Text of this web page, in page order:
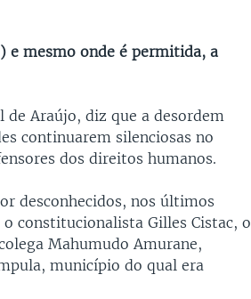
e mesmo onde é permitida, a
Araújo, diz que a desordem
continuarem silenciosas no
dos direitos humanos.
desconhecidos, nos últimos
constitucionalista Gilles Cistac, o
Mahumudo Amurane,
município do qual era